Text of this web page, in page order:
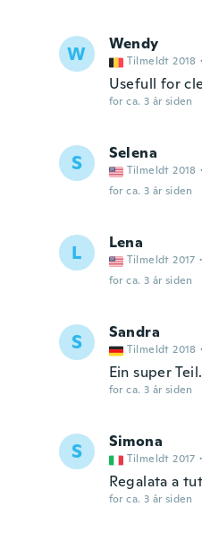
W Wendy
Tilmeldt 2018 ·
Usefull for
for ca. 3 år siden
S Selena
Tilmeldt 2018 ·
for ca. 3 år siden
L Lena
Tilmeldt 2017 ·
for ca. 3 år siden
S Sandra
Tilmeldt 2018 ·
Ein super
for ca. 3 år siden
S Simona
Tilmeldt 2017 ·
Regalata a
for ca. 3 år siden